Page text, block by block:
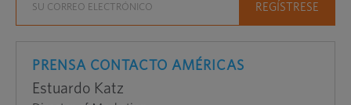
PRENSA CONTACTO AMÉRICAS
Estuardo Katz